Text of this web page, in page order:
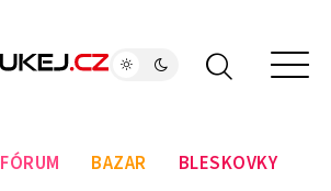
FÓRUM BAZAR BLESKOVKY